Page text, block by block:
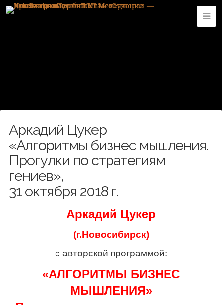
Аркадий Цукер
«Алгоритмы бизнес мышления.
Прогулки по стратегиям
гениев»,
31 октября 2018 г.
Аркадий Цукер
(г.Новосибирск)
с авторской программой:
«АЛГОРИТМЫ БИЗНЕС
МЫШЛЕНИЯ»